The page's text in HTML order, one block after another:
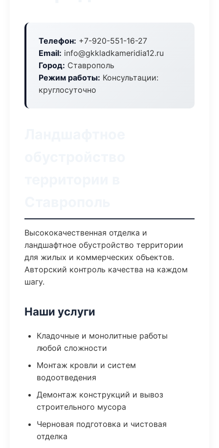
Телефон: +7-920-551-16-27
Email: info@gkkladkameridia12.ru
Город: Ставрополь
Режим работы: Консультации:
круглосуточно
Высококачественная отделка и
ландшафтное обустройство территории
для жилых и коммерческих объектов.
Авторский контроль качества на каждом
шагу.
Наши услуги
Кладочные и монолитные работы
любой сложности
Монтаж кровли и систем
водоотведения
Демонтаж конструкций и вывоз
строительного мусора
Черновая подготовка и чистовая
отделка